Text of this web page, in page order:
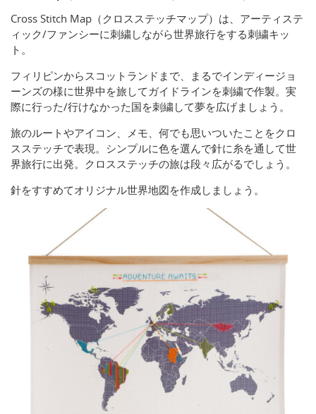
Cross Stitch Map（クロスステッチマップ）は、アーティステ
ィック/ファンシーに刺繍しながら世界旅行をする刺繍キッ
ト。
フィリピンからスコットランドまで、まるでインディージョ
ーンズの様に世界中を旅してガイドラインを刺繍で作製。実
際に行った/行けなかった国を刺繍して夢を広げましょう。
旅のルートやアイコン、メモ、何でも思いついたことをクロ
スステッチで表現。シンプルに色を選んで針に糸を通して世
界旅行に出発。クロスステッチの旅は段々広がるでしょう。
針をすすめてオリジナル世界地図を作成しましょう。